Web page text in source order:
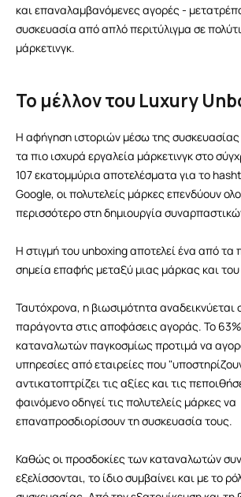
και επαναλαμβανόμενες αγορές -
συσκευασία από απλό περιτύλιγμα σε
μάρκετινγκ.
Το μέλλον του Luxury
Η αφήγηση ιστοριών μέσω της συσκευασίας
τα πιο ισχυρά εργαλεία μάρκετινγκ στο
107 εκατομμύρια αποτελέσματα για το
Google, οι πολυτελείς μάρκες επενδύουν
περισσότερο στη δημιουργία
Η στιγμή του unboxing αποτελεί ένα από τα
σημεία επαφής μεταξύ μιας μάρκας και
Ταυτόχρονα, η βιωσιμότητα αναδεικνύεται
παράγοντα στις αποφάσεις αγοράς. Το
καταναλωτών παγκοσμίως προτιμά να
υπηρεσίες από εταιρείες που
αντικατοπτρίζει τις αξίες και τις
φαινόμενο οδηγεί τις πολυτελείς μάρκες να
επαναπροσδιορίσουν τη συσκευασία τους.
Καθώς οι προσδοκίες των καταναλωτών
εξελίσσονται, το ίδιο συμβαίνει και με το